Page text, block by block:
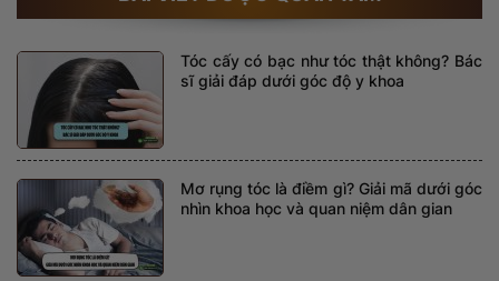
Tóc cấy có bạc như tóc thật không? Bác
sĩ giải đáp dưới góc độ y khoa
Mơ rụng tóc là điềm gì? Giải mã dưới góc
nhìn khoa học và quan niệm dân gian